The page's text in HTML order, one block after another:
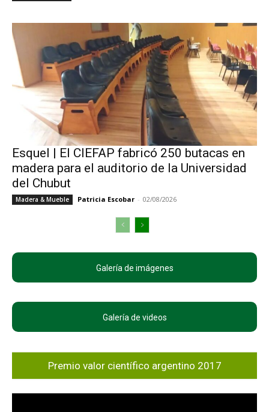
Esquel | El CIEFAP fabricó 250 butacas en
madera para el auditorio de la Universidad
del Chubut
Madera & Mueble Patricia Escobar - 02/08/2026
Galería de imágenes
Galería de videos
Premio valor científico argentino 2017